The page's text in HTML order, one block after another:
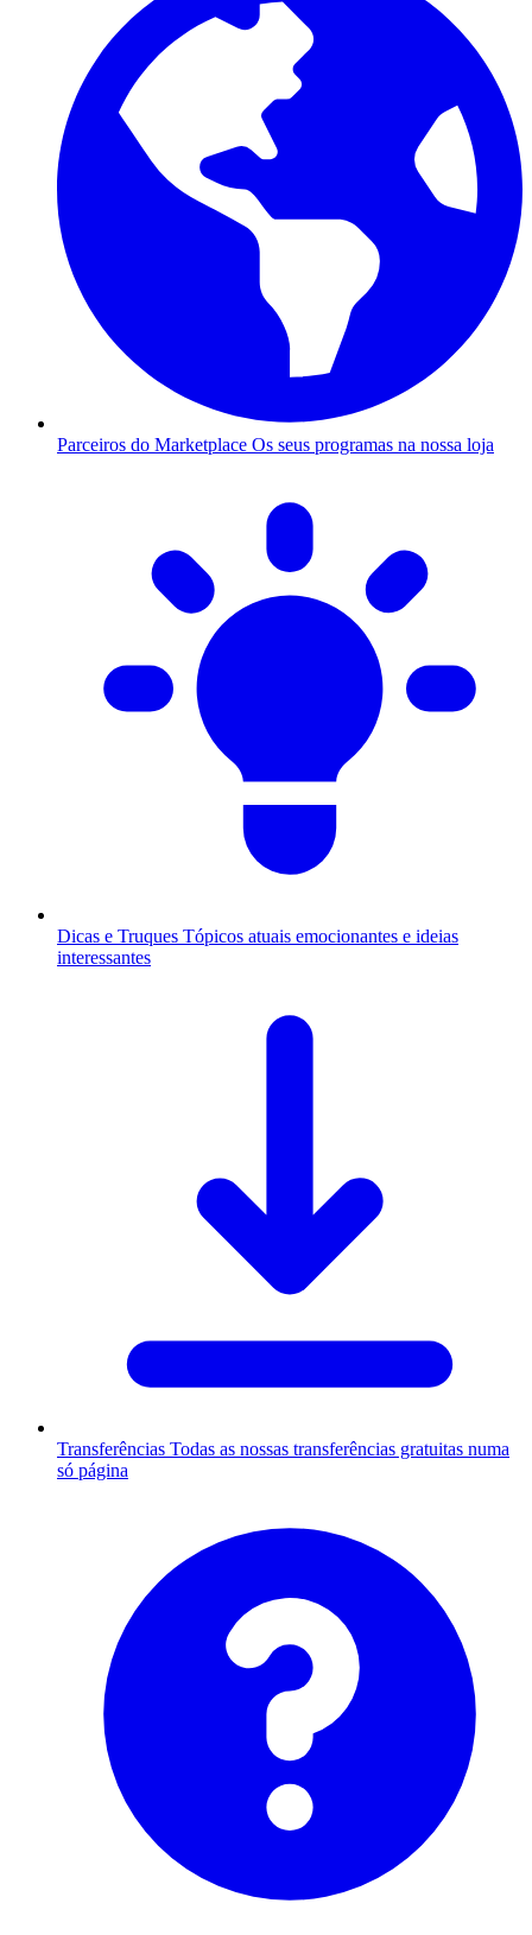
Parceiros do Marketplace Os seus programas na nossa loja
Dicas e Truques Tópicos atuais emocionantes e ideias
interessantes
Transferências Todas as nossas transferências gratuitas numa
só página